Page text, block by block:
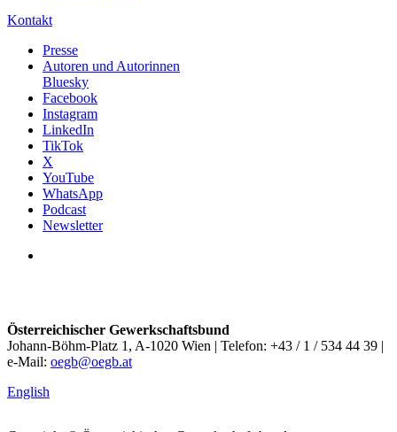
Kontakt
Presse
Autoren und Autorinnen
Bluesky
Facebook
Instagram
LinkedIn
TikTok
X
YouTube
WhatsApp
Podcast
Newsletter
Österreichischer Gewerkschaftsbund
Johann-Böhm-Platz 1, A-1020 Wien | Telefon: +43 / 1 / 534 44 39 |
e-Mail: oegb@oegb.at
English